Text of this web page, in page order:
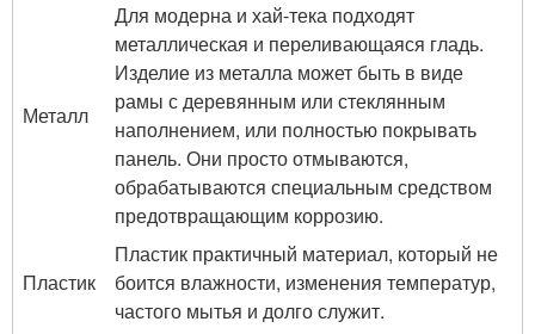
Металл
Для модерна и хай-тека подходят
металлическая и переливающаяся гладь.
Изделие из металла может быть в виде
рамы с деревянным или стеклянным
наполнением, или полностью покрывать
панель. Они просто отмываются,
обрабатываются специальным средством
предотвращающим коррозию.
Пластик
Пластик практичный материал, который не
боится влажности, изменения температур,
частого мытья и долго служит.